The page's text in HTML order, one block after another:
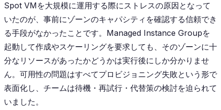
Spot VMを大規模に運用する際にストレスの原因となって
いたのが、事前にゾーンのキャパシティを確認する信頼でき
る手段がなかったことです。Managed Instance Groupを
起動して作成やスケーリングを要求しても、そのゾーンに十
分なリソースがあったかどうかは実行後にしか分かりませ
ん。可用性の問題はすべてプロビジョニング失敗という形で
表面化し、チームは待機・再試行・代替策の検討を迫られて
いました。